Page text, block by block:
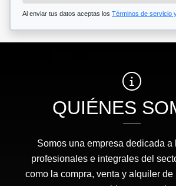
Al enviar tus datos aceptas los Términos de servicio
QUIÉNES
Somos una empresa dedicada a
profesionales e integrales del
como la compra, venta y alquiler de